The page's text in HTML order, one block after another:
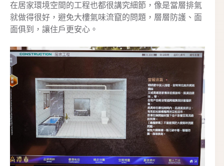
在居家環境空間的工程也都很講究細節，像是當層排氣
就做得很好，避免大樓氣味流竄的問題，層層防護、面
面俱到，讓住戶更安心。